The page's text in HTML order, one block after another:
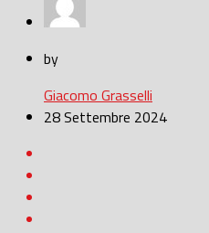
by
Giacomo Grasselli
28 Settembre 2024